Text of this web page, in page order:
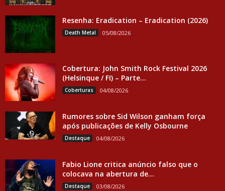
Resenha: Eradication – Eradication (2026)
Death Metal 05/08/2026
Cobertura: John Smith Rock Festival 2026
(Helsinque / FI) – Parte...
Coberturas 04/08/2026
Rumores sobre Sid Wilson ganham força
após publicações de Kelly Osbourne
Destaque 04/08/2026
Fabio Lione critica anúncio falso que o
colocava na abertura de...
Destaque 03/08/2026